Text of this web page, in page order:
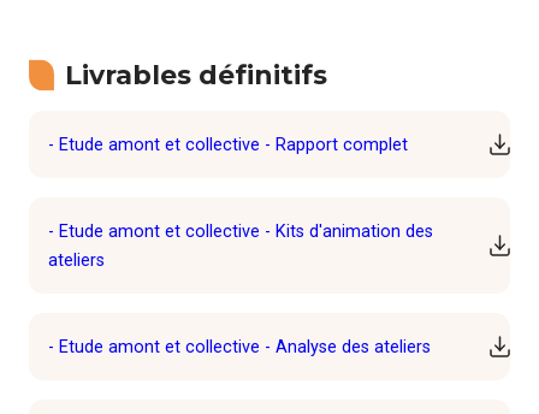
Livrables définitifs
- Etude amont et collective - Rapport complet
- Etude amont et collective - Kits d'animation des
ateliers
- Etude amont et collective - Analyse des ateliers